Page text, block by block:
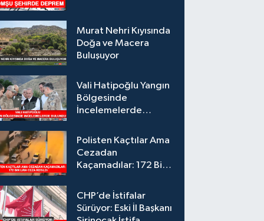
Murat Nehri Kıyısında
Doğa ve Macera
Buluşuyor
Vali Hatipoğlu Yangın
Bölgesinde
İncelemelerde
Polisten Kaçtılar Ama
Cezadan
Kaçamadılar: 172 Bin
CHP’de İstifalar
Sürüyor: Eski İl Başkanı